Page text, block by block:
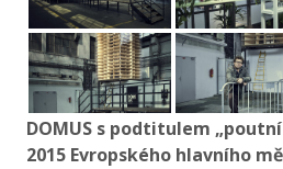
DOMUS s podtitulem
2015 Evropského hlavního